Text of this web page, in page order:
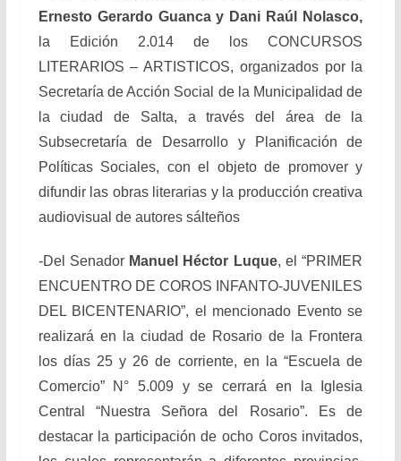
Ernesto Gerardo Guanca y Dani Raúl Nolasco,
la Edición 2.014 de los CONCURSOS
LITERARIOS – ARTISTICOS, organizados por la
Secretaría de Acción Social de la Municipalidad de
la ciudad de Salta, a través del área de la
Subsecretaría de Desarrollo y Planificación de
Políticas Sociales, con el objeto de promover y
difundir las obras literarias y la producción creativa
audiovisual de autores sálteños
-Del Senador Manuel Héctor Luque, el “PRIMER
ENCUENTRO DE COROS INFANTO-JUVENILES
DEL BICENTENARIO”, el mencionado Evento se
realizará en la ciudad de Rosario de la Frontera
los días 25 y 26 de corriente, en la “Escuela de
Comercio” N° 5.009 y se cerrará en la Iglesia
Central “Nuestra Señora del Rosario”. Es de
destacar la participación de ocho Coros invitados,